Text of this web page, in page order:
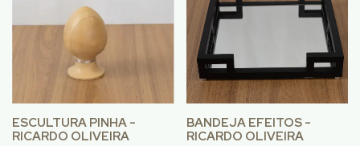
ESCULTURA PINHA -
RICARDO OLIVEIRA
BANDEJA EFEITOS -
RICARDO OLIVEIRA